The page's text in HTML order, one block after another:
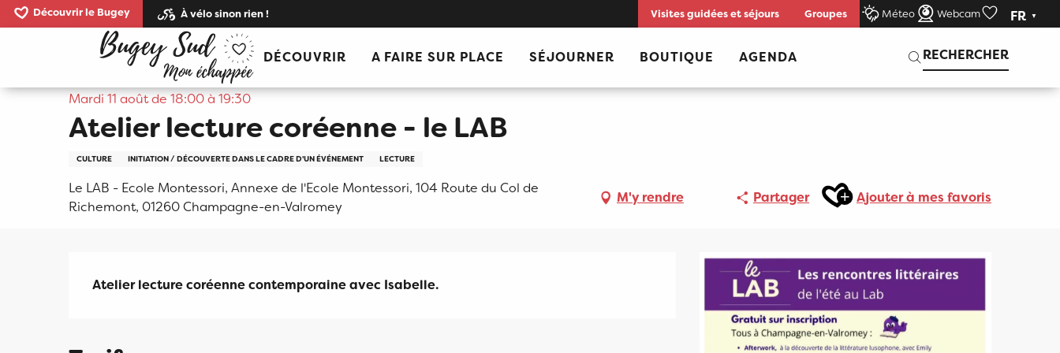
Aller
au
Visites guidées et séjours Groupes Méteo Webcam FR
Découvrir le Bugey À vélo sinon rien !
DÉCOUVRIR A FAIRE SUR PLACE SÉJOURNER BOUTIQUE AGENDA RECHERCHER
Recherche
Accueil Atelier lecture coréenne - le LAB
Mardi 11 août de 18:00 à 19:30
Atelier lecture coréenne - le LAB
CULTURE INITIATION / DÉCOUVERTE DANS LE CADRE D'UN ÉVÉNEMENT LECTURE
Le LAB - Ecole Montessori, Annexe de l'Ecole Montessori, 104 Route du Col de
Richemont, 01260 Champagne-en-Valromey
M'y rendre Partager
Ajouter aux favoris
Ajouter à mes favoris
Description
Atelier lecture coréenne contemporaine avec Isabelle.